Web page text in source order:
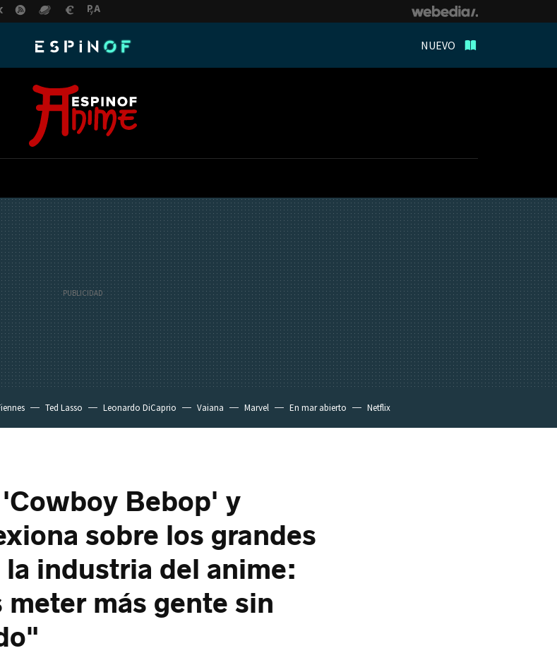
NUEVO
Ted Lasso Leonardo DiCaprio Vaiana Marvel En mar abierto Netflix
Bebop' y
sobre los grandes
industria del anime:
más gente sin